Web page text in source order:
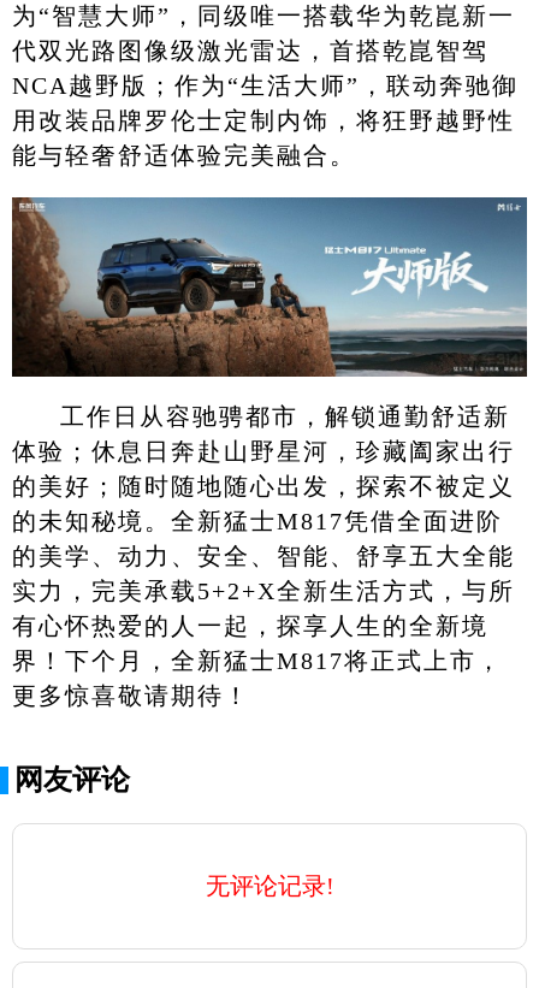
为“智慧大师”，同级唯一搭载华为乾崑新一
代双光路图像级激光雷达，首搭乾崑智驾
NCA越野版；作为“生活大师”，联动奔驰御
用改装品牌罗伦士定制内饰，将狂野越野性
能与轻奢舒适体验完美融合。
工作日从容驰骋都市，解锁通勤舒适新
体验；休息日奔赴山野星河，珍藏阖家出行
的美好；随时随地随心出发，探索不被定义
的未知秘境。全新猛士M817凭借全面进阶
的美学、动力、安全、智能、舒享五大全能
实力，完美承载5+2+X全新生活方式，与所
有心怀热爱的人一起，探享人生的全新境
界！下个月，全新猛士M817将正式上市，
更多惊喜敬请期待！
网友评论
无评论记录!